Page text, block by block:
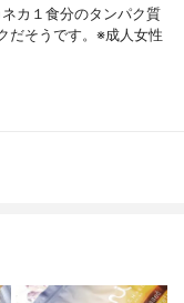
カ１食分のタンパク質
だそうです。※成人女性